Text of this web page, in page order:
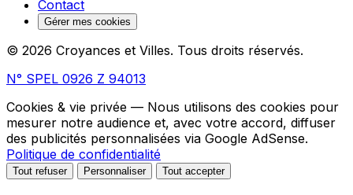
Contact
Gérer mes cookies
© 2026 Croyances et Villes. Tous droits réservés.
N° SPEL 0926 Z 94013
Cookies & vie privée — Nous utilisons des cookies pour
mesurer notre audience et, avec votre accord, diffuser
des publicités personnalisées via Google AdSense.
Politique de confidentialité
Tout refuser Personnaliser Tout accepter